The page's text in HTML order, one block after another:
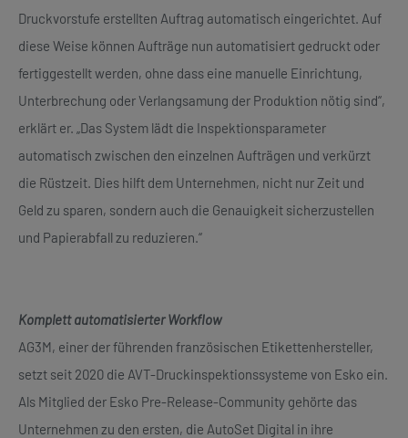
Druckvorstufe erstellten Auftrag automatisch eingerichtet. Auf
diese Weise können Aufträge nun automatisiert gedruckt oder
fertiggestellt werden, ohne dass eine manuelle Einrichtung,
Unterbrechung oder Verlangsamung der Produktion nötig sind“,
erklärt er. „Das System lädt die Inspektionsparameter
automatisch zwischen den einzelnen Aufträgen und verkürzt
die Rüstzeit. Dies hilft dem Unternehmen, nicht nur Zeit und
Geld zu sparen, sondern auch die Genauigkeit sicherzustellen
und Papierabfall zu reduzieren.“
Komplett automatisierter Workflow
AG3M, einer der führenden französischen Etikettenhersteller,
setzt seit 2020 die AVT-Druckinspektionssysteme von Esko ein.
Als Mitglied der Esko Pre-Release-Community gehörte das
Unternehmen zu den ersten, die AutoSet Digital in ihre